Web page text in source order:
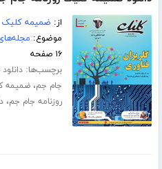
از: ضمیمه کلیک
موضوع:
۱۶ صفحه
برچسب‌ها:
جام جم،ضمیمه
روزنامه جام جم،